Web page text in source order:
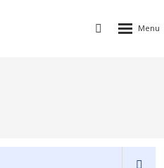
Vyhledávání
Rozbalení